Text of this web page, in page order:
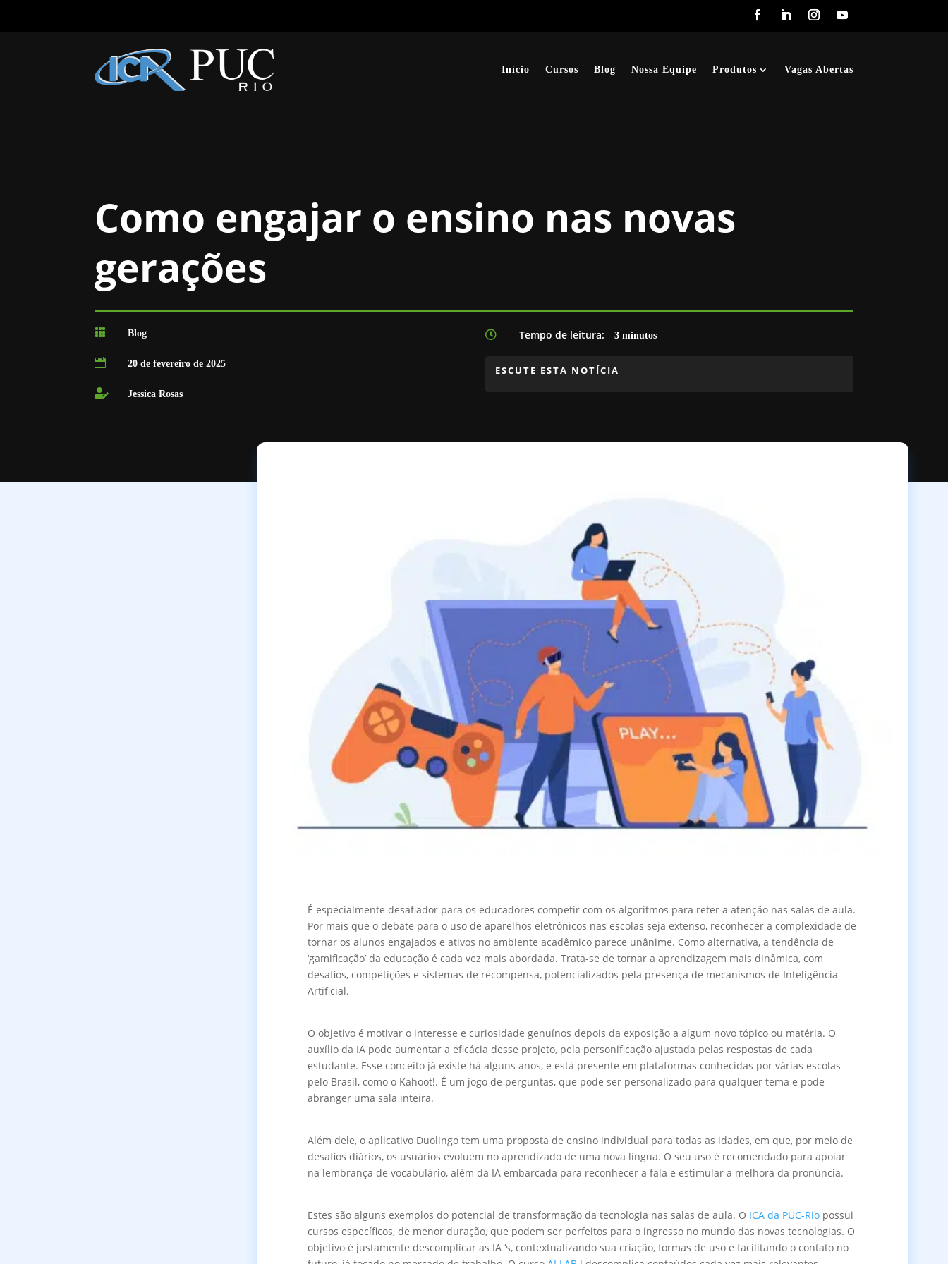
Início Cursos Blog Nossa Equipe Produtos Vagas Abertas
Como engajar o ensino nas novas
gerações
 Blog
 20 de fevereiro de 2025
 Jessica Rosas
 Tempo de leitura: 3 minutos
ESCUTE ESTA NOTÍCIA
É especialmente desafiador para os educadores competir com os algoritmos para reter a atenção nas salas de aula.
Por mais que o debate para o uso de aparelhos eletrônicos nas escolas seja extenso, reconhecer a complexidade de
tornar os alunos engajados e ativos no ambiente acadêmico parece unânime. Como alternativa, a tendência de
‘gamificação’ da educação é cada vez mais abordada. Trata-se de tornar a aprendizagem mais dinâmica, com
desafios, competições e sistemas de recompensa, potencializados pela presença de mecanismos de Inteligência
Artificial.
O objetivo é motivar o interesse e curiosidade genuínos depois da exposição a algum novo tópico ou matéria. O
auxílio da IA pode aumentar a eficácia desse projeto, pela personificação ajustada pelas respostas de cada
estudante. Esse conceito já existe há alguns anos, e está presente em plataformas conhecidas por várias escolas
pelo Brasil, como o Kahoot!. É um jogo de perguntas, que pode ser personalizado para qualquer tema e pode
abranger uma sala inteira.
Além dele, o aplicativo Duolingo tem uma proposta de ensino individual para todas as idades, em que, por meio de
desafios diários, os usuários evoluem no aprendizado de uma nova língua. O seu uso é recomendado para apoiar
na lembrança de vocabulário, além da IA embarcada para reconhecer a fala e estimular a melhora da pronúncia.
Estes são alguns exemplos do potencial de transformação da tecnologia nas salas de aula. O ICA da PUC-Rio possui
cursos específicos, de menor duração, que podem ser perfeitos para o ingresso no mundo das novas tecnologias. O
objetivo é justamente descomplicar as IA ‘s, contextualizando sua criação, formas de uso e facilitando o contato no